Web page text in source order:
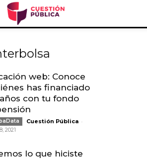
web: Conoce
has financiado
con tu fondo
Cuestión Pública -
2021
lo que hiciste